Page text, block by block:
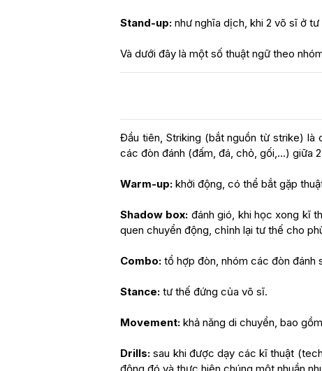
Stand-up: như nghĩa dịch, khi 2 võ sĩ ở
Và dưới đây là một số thuật ngữ theo
Đầu tiên, Striking (bắt nguồn từ strike) là
các đòn đánh (đấm, đá, chỏ, gối,...) giữa
Warm-up: khởi động, có thể bắt gặp
Shadow box: đánh gió, khi học xong kĩ
quen chuyển động, chỉnh lại tư thế cho
Combo: tổ hợp đòn, nhóm các đòn
Stance: tư thế đứng của võ sĩ.
Movement: khả năng di chuyển, bao
Drills: sau khi được dạy các kĩ thuật